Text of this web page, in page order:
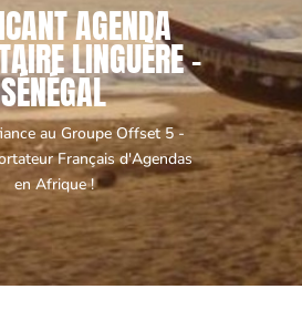
AGENDA
LINGUÈRE -
SÉNÉGAL
au Groupe Offset 5 -
Français d'Agendas
en Afrique !